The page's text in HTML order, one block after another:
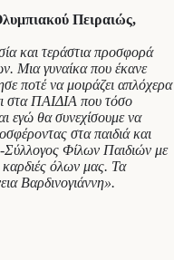
Πειραιώς,
και τεράστια προσφορά
Μια γυναίκα που έκανε
ποτέ να μοιράζει απλόχερα
ΠΑΙΔΙΑ που τόσο
εγώ θα συνεχίσουμε να
στα παιδιά και
Σύλλογος Φίλων Παιδιών με
καρδιές όλων μας. Τα
Βαρδινογιάννη».